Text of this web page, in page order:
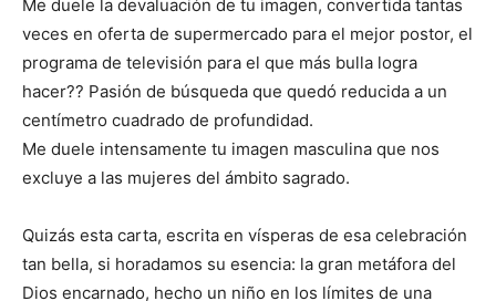
Me duele la devaluación de tu imagen, convertida tantas
veces en oferta de supermercado para el mejor postor, el
programa de televisión para el que más bulla logra
hacer?? Pasión de búsqueda que quedó reducida a un
centímetro cuadrado de profundidad.
Me duele intensamente tu imagen masculina que nos
excluye a las mujeres del ámbito sagrado.
Quizás esta carta, escrita en vísperas de esa celebración
tan bella, si horadamos su esencia: la gran metáfora del
Dios encarnado, hecho un niño en los límites de una